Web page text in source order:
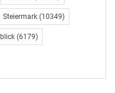
Erhebung der
France und Gallup
Sachen
46 von 63.(2) Der
wie viel
Steiermark (10349)
(6179)